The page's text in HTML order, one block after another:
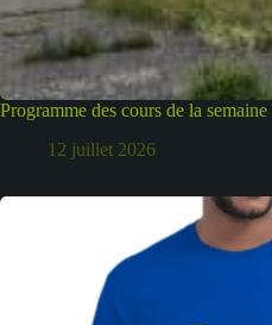
Programme des cours de la
12 juillet 2026